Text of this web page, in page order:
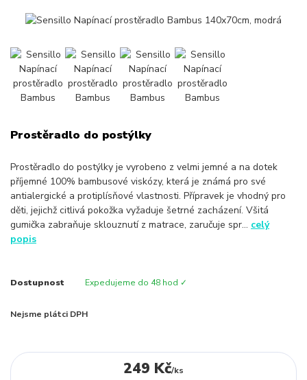
Prostěradlo do postýlky
Prostěradlo do postýlky je vyrobeno z velmi jemné a na dotek
příjemné 100% bambusové viskózy, která je známá pro své
antialergické a protiplísňové vlastnosti. Přípravek je vhodný pro
děti, jejichž citlivá pokožka vyžaduje šetrné zacházení. Všitá
gumička zabraňuje sklouznutí z matrace, zaručuje spr... celý
popis
Dostupnost Expedujeme do 48 hod ✓
Nejsme plátci DPH
249 Kč/ks